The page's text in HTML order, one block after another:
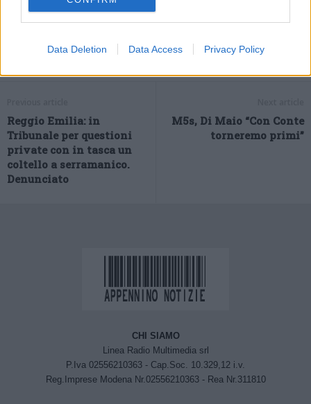
Data Deletion Data Access Privacy Policy
Reggio Emilia: in
Tribunale per questioni
private con in tasca un
coltello a serramanico.
Denunciato
M5s, Di Maio “Con Conte
torneremo primi”
CHI SIAMO
Linea Radio Multimedia srl
P.Iva 02556210363 - Cap.Soc. 10.329,12 i.v.
Reg.Imprese Modena Nr.02556210363 - Rea Nr.311810